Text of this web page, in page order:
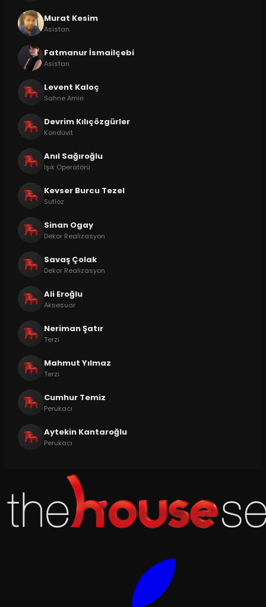
Murat Kesim
Asistan
Fatmanur İsmailçebi
Asistan
Levent Kaloç
Sahne Amiri
Devrim Kılıçözgürler
Kondüvit
Anıl Sağıroğlu
Işık Operatörü
Kevser Burcu Tezel
Suflöz
Sinan Ogay
Dekor Realizasyon
Savaş Çolak
Dekor Realizasyon
Ali Eroğlu
Aksesuar
Neriman Şatır
Terzi
Mahmut Yılmaz
Terzi
Cumhur Temiz
Perukacı
Aytekin Kantaroğlu
Perukacı